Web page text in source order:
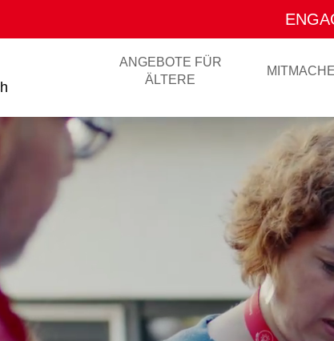
ANGEBOTE FÜR
ÄLTERE